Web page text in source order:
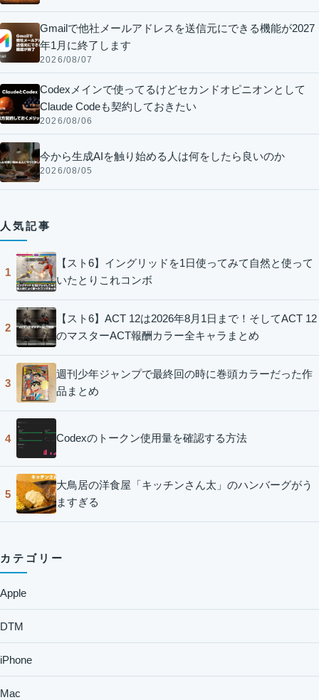
Gmailで他社メールアドレスを送信元にできる機能が2027
年1月に終了します
2026/08/07
Codexメインで使ってるけどセカンドオピニオンとして
Claude Codeも契約しておきたい
2026/08/06
今から生成AIを触り始める人は何をしたら良いのか
2026/08/05
人気記事
1
【スト6】イングリッドを1日使ってみて自然と使って
いたとりこれコンボ
2
【スト6】ACT 12は2026年8月1日まで！そしてACT 12
のマスターACT報酬カラー全キャラまとめ
3
週刊少年ジャンプで最終回の時に巻頭カラーだった作
品まとめ
4 Codexのトークン使用量を確認する方法
5
大鳥居の洋食屋「キッチンさん太」のハンバーグがう
ますぎる
カテゴリー
Apple
DTM
iPhone
Mac